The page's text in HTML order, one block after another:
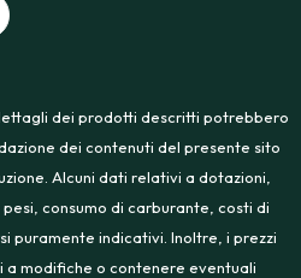
dei prodotti descritti potrebbero
dei contenuti del presente sito
Alcuni dati relativi a dotazioni,
consumo di carburante, costi di
puramente indicativi. Inoltre, i prezzi
modifiche o contenere eventuali